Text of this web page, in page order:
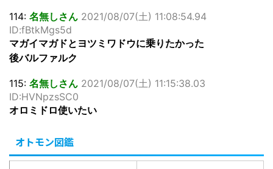
114: 名無しさん 2021/08/07(土) 11:08:54.94
ID:fBtkMgs5d
マガイマガドとヨツミワドウに乗りたかった
後バルファルク
115: 名無しさん 2021/08/07(土) 11:15:38.03
ID:HVNpzsSC0
オロミドロ使いたい
オトモン図鑑